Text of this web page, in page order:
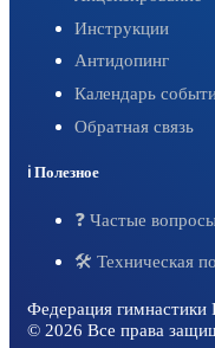
Инструкции
Антидопинг
Календарь
Обратная связь
ℹ️ Полезное
❓ Частые
🛠 Техническая
Федерация гимнастики
©️ 2026 Все права